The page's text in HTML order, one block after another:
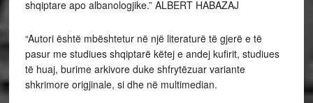
shqiptare apo albanologjike.” ALBERT HABAZAJ
“Autori është mbështetur në një literaturë të gjerë e të
pasur me studiues shqiptarë këtej e andej kufirit, studiues
të huaj, burime arkivore duke shfrytëzuar variante
shkrimore origjinale, si dhe në multimedian.